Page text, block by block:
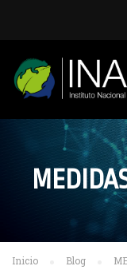
Inicio Blog